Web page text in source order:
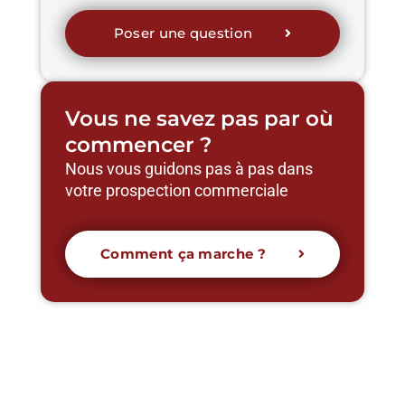
Poser une question
Vous ne savez pas par où
commencer ?
Nous vous guidons pas à pas dans
votre prospection commerciale
Comment ça marche ?